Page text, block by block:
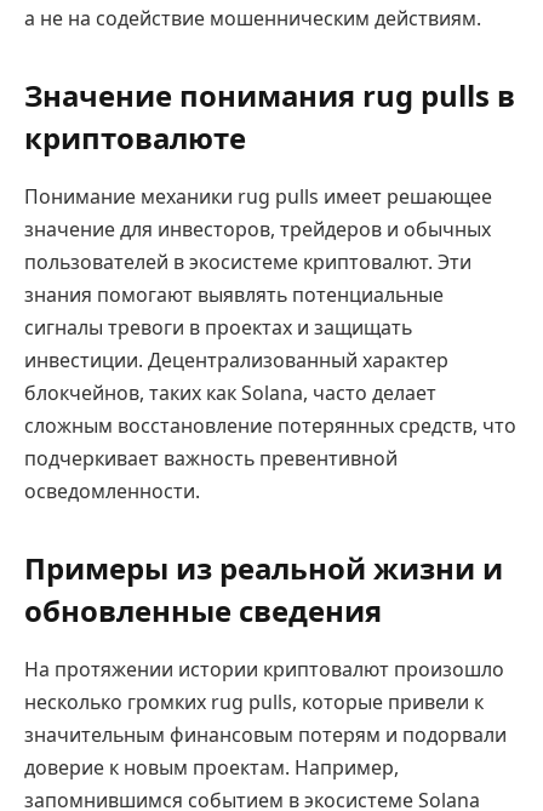
а не на содействие мошенническим действиям.
Значение понимания rug pulls в
криптовалюте
Понимание механики rug pulls имеет решающее
значение для инвесторов, трейдеров и обычных
пользователей в экосистеме криптовалют. Эти
знания помогают выявлять потенциальные
сигналы тревоги в проектах и защищать
инвестиции. Децентрализованный характер
блокчейнов, таких как Solana, часто делает
сложным восстановление потерянных средств, что
подчеркивает важность превентивной
осведомленности.
Примеры из реальной жизни и
обновленные сведения
На протяжении истории криптовалют произошло
несколько громких rug pulls, которые привели к
значительным финансовым потерям и подорвали
доверие к новым проектам. Например,
запомнившимся событием в экосистеме Solana